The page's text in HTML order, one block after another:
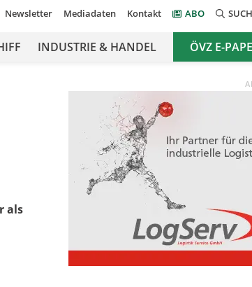
Newsletter Mediadaten Kontakt ABO
INDUSTRIE & HANDEL ÖVZ E-
als